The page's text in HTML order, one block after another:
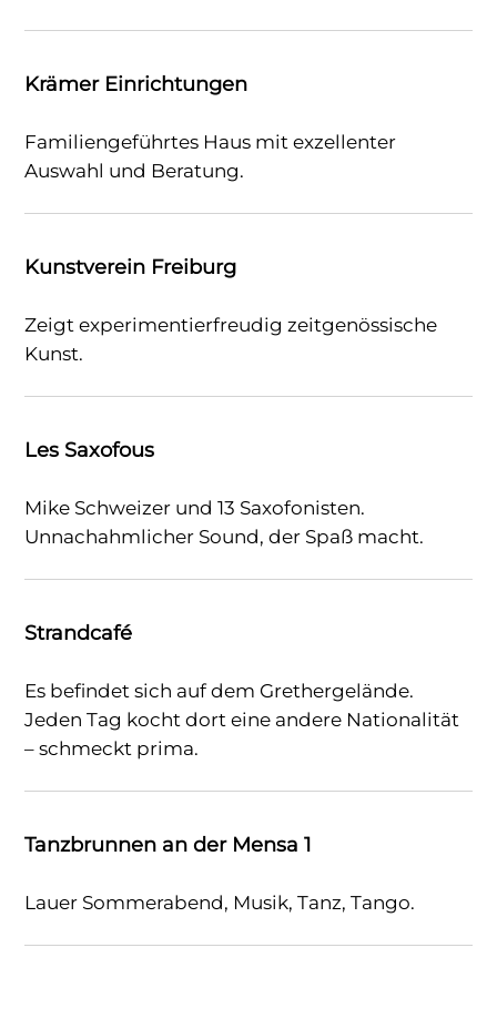
Krämer Einrichtungen
Familiengeführtes Haus mit exzellenter
Auswahl und Beratung.
Kunstverein Freiburg
Zeigt experimentierfreudig zeitgenössische
Kunst.
Les Saxofous
Mike Schweizer und 13 Saxofonisten.
Unnachahmlicher Sound, der Spaß macht.
Strandcafé
Es befindet sich auf dem Grethergelände.
Jeden Tag kocht dort eine andere Nationalität
– schmeckt prima.
Tanzbrunnen an der Mensa 1
Lauer Sommerabend, Musik, Tanz, Tango.